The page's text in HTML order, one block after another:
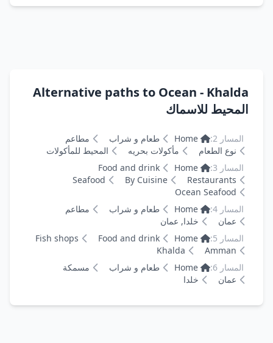
Alternative paths to Ocean - Khalda
المحيط للاسماك
المسار 2: Home طعام و شراب
مطاعم
نوع الطعام
مأكولات بحريه
المحيط للمأكولات
المسار 3:
Home
Food and drink
Restaurants
By Cuisine
Seafood
Ocean Seafood
المسار 4:
Home طعام و شراب
مطاعم
عمان
خلدا, عمان
المسار 5:
Home
Food and drink
Fish shops
Amman
Khalda
المسار 6:
Home طعام و شراب
مسمكة
عمان
خلدا